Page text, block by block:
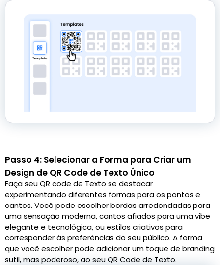
Passo 4: Selecionar a Forma para Criar um
Design de QR Code de Texto Único
Faça seu QR code de Texto se destacar
experimentando diferentes formas para os pontos e
cantos. Você pode escolher bordas arredondadas para
uma sensação moderna, cantos afiados para uma vibe
elegante e tecnológica, ou estilos criativos para
corresponder às preferências do seu público. A forma
que você escolher pode adicionar um toque de branding
sutil, mas poderoso, ao seu QR Code de Texto.